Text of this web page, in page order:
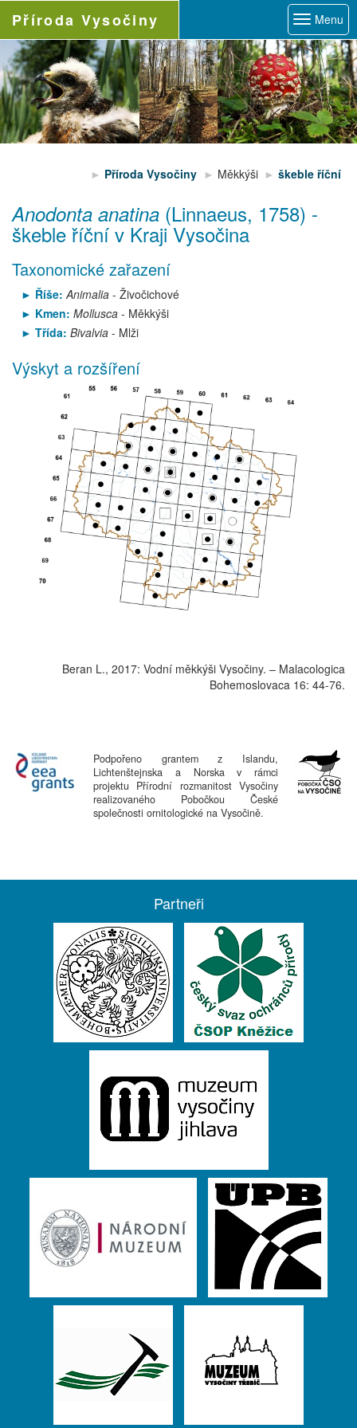
Příroda Vysočiny Menu
Příroda Vysočiny Měkkýši škeble říční
Anodonta anatina (Linnaeus, 1758) -
škeble říční v Kraji Vysočina
Taxonomické zařazení
Říše: Animalia- Živočichové
Kmen: Mollusca- Měkkýši
Třída: Bivalvia- Mlži
Výskyt a rozšíření
Beran L., 2017: Vodní měkkýši Vysočiny. – Malacologica
Bohemoslovaca 16: 44-76.
Podpořeno grantem z Islandu,
Lichtenštejnska a Norska v rámci
projektu Přírodní rozmanitost Vysočiny
realizovaného Pobočkou České
společnosti ornitologické na Vysočině.
Partneři